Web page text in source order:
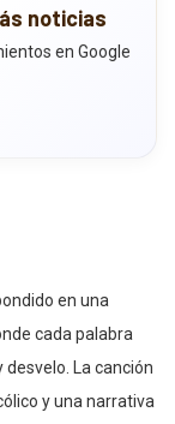
noticias
en Google
en una
cada palabra
La canción
y una narrativa